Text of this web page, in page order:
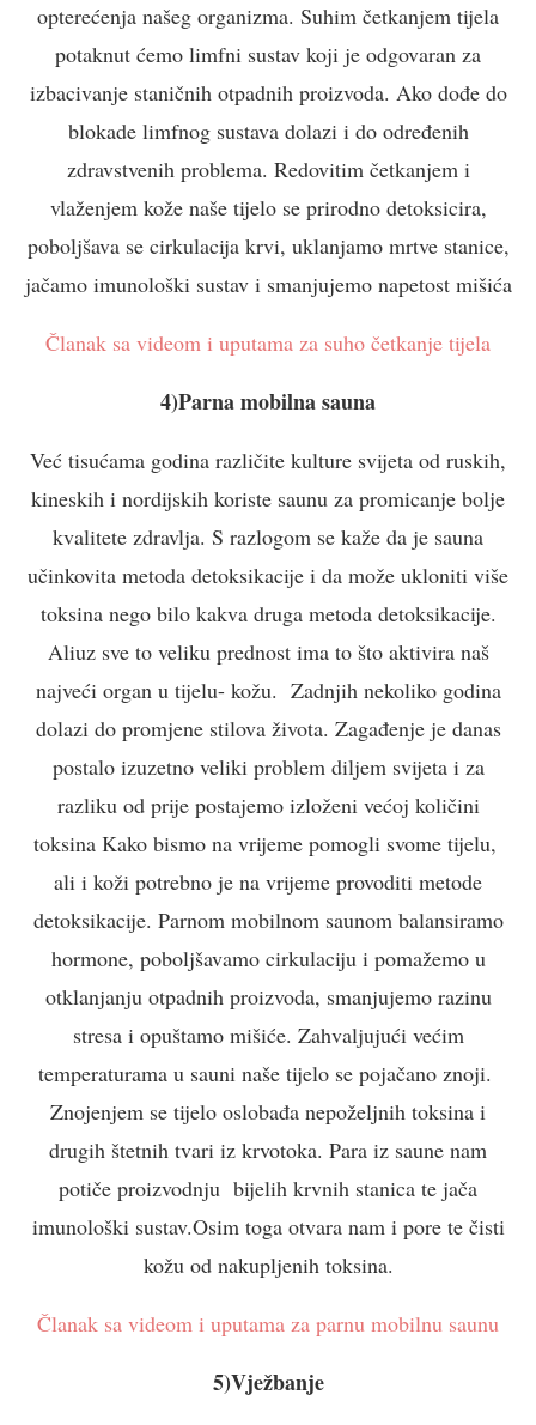
opterećenja našeg organizma. Suhim četkanjem tijela
potaknut ćemo limfni sustav koji je odgovaran za
izbacivanje staničnih otpadnih proizvoda. Ako dođe do
blokade limfnog sustava dolazi i do određenih
zdravstvenih problema. Redovitim četkanjem i
vlaženjem kože naše tijelo se prirodno detoksicira,
poboljšava se cirkulacija krvi, uklanjamo mrtve stanice,
jačamo imunološki sustav i smanjujemo napetost mišića
Članak sa videom i uputama za suho četkanje tijela
4)Parna mobilna sauna
Već tisućama godina različite kulture svijeta od ruskih,
kineskih i nordijskih koriste saunu za promicanje bolje
kvalitete zdravlja. S razlogom se kaže da je sauna
učinkovita metoda detoksikacije i da može ukloniti više
toksina nego bilo kakva druga metoda detoksikacije.
Aliuz sve to veliku prednost ima to što aktivira naš
najveći organ u tijelu- kožu. Zadnjih nekoliko godina
dolazi do promjene stilova života. Zagađenje je danas
postalo izuzetno veliki problem diljem svijeta i za
razliku od prije postajemo izloženi većoj količini
toksina Kako bismo na vrijeme pomogli svome tijelu,
ali i koži potrebno je na vrijeme provoditi metode
detoksikacije. Parnom mobilnom saunom balansiramo
hormone, poboljšavamo cirkulaciju i pomažemo u
otklanjanju otpadnih proizvoda, smanjujemo razinu
stresa i opuštamo mišiće. Zahvaljujući većim
temperaturama u sauni naše tijelo se pojačano znoji.
Znojenjem se tijelo oslobađa nepoželjnih toksina i
drugih štetnih tvari iz krvotoka. Para iz saune nam
potiče proizvodnju bijelih krvnih stanica te jača
imunološki sustav.Osim toga otvara nam i pore te čisti
kožu od nakupljenih toksina.
Članak sa videom i uputama za parnu mobilnu saunu
5)Vježbanje